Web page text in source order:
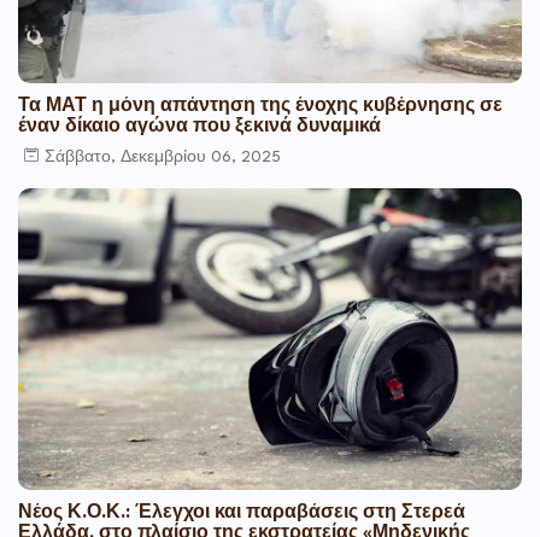
Τα ΜΑΤ η μόνη απάντηση της ένοχης κυβέρνησης σε
έναν δίκαιο αγώνα που ξεκινά δυναμικά
Σάββατο, Δεκεμβρίου 06, 2025
Νέος Κ.Ο.Κ.: Έλεγχοι και παραβάσεις στη Στερεά